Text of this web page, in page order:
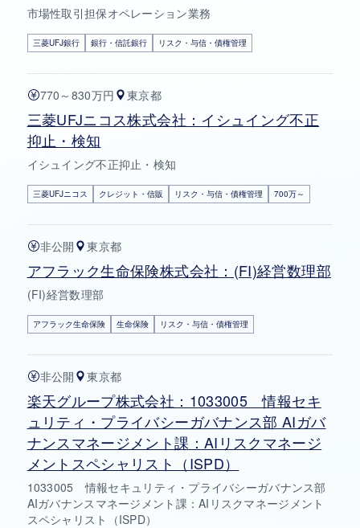
市場性取引担保オペレーション業務
三菱UFJ銀行 銀行・信託銀行 リスク・与信・債権管理
770～830万円 東京都
三菱UFJニコス株式会社：イシュイング不正
抑止・検知
イシュイング不正抑止・検知
三菱UFJニコス クレジット・信販 リスク・与信・債権管理 700万～
非公開 東京都
アフラック生命保険株式会社：(FI)経営数理部
(FI)経営数理部
アフラック生命保険 生命保険 リスク・与信・債権管理
非公開 東京都
楽天グループ株式会社：1033005 情報セキ
ュリティ・プライバシーガバナンス部 AIガバ
ナンスマネージメント課：AIリスクマネージ
メントスペシャリスト（ISPD）
1033005 情報セキュリティ・プライバシーガバナンス部
AIガバナンスマネージメント課：AIリスクマネージメント
スペシャリスト（ISPD）